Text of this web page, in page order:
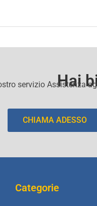
Hai
servizio Assistenza
CHIAMA ADESSO
Categorie